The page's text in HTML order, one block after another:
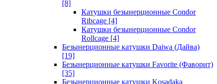
[8]
Катушки безынерционные Condor
Ribcage [4]
Катушки безынерционные Condor
Rollcage [4]
Безынерционные катушки Daiwa (Дайва)
[19]
Безынерционные катушки Favorite (Фаворит)
[35]
Безынерционные катушки Kosadaka